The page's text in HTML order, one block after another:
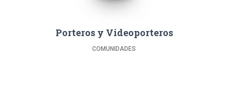
Porteros y Videoporteros
COMUNIDADES